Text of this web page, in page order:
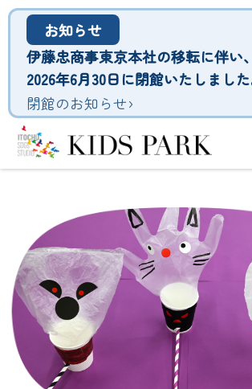
お知らせ
伊藤忠商事東京本社の移転に伴い
2026年6月30日に閉館いたしました
閉館のお知らせ›